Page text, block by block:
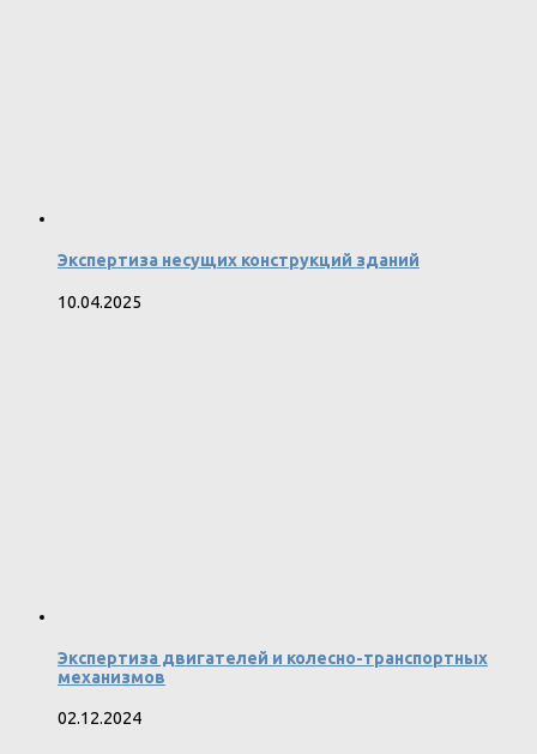
Экспертиза несущих конструкций зданий
10.04.2025
Экспертиза двигателей и колесно-транспортных
механизмов
02.12.2024